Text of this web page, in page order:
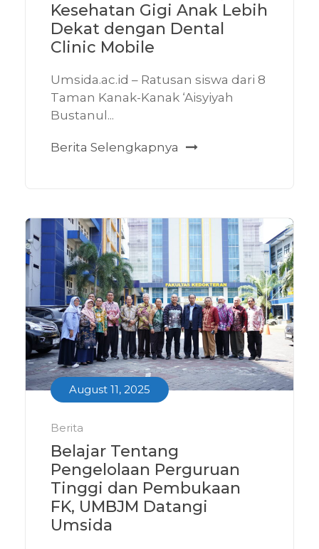
Kesehatan Gigi Anak Lebih
Dekat dengan Dental
Clinic Mobile
Umsida.ac.id – Ratusan siswa dari 8
Taman Kanak-Kanak ‘Aisyiyah
Bustanul...
Berita Selengkapnya
August 11, 2025
Berita
Belajar Tentang
Pengelolaan Perguruan
Tinggi dan Pembukaan
FK, UMBJM Datangi
Umsida